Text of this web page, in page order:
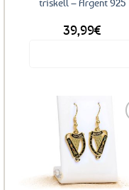
triskell – Argent 925
39,99€